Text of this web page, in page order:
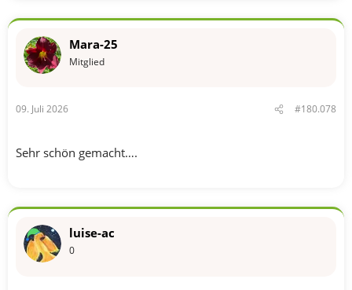
k
o
:
Mara-25
Mitglied
09. Juli 2026 #180.078
Sehr schön gemacht….
luise-ac
0